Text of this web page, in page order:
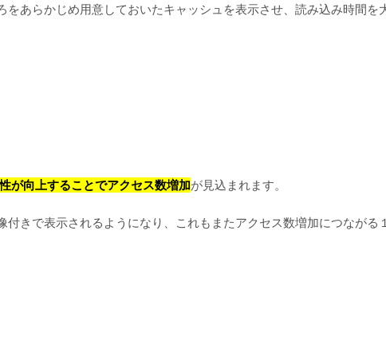
あらかじめ用意しておいたキャッシュを表示させ、読み込み時間を
が向上することでアクセス数増加が見込まれます。
付きで表示されるようになり、これもまたアクセス数増加につながる